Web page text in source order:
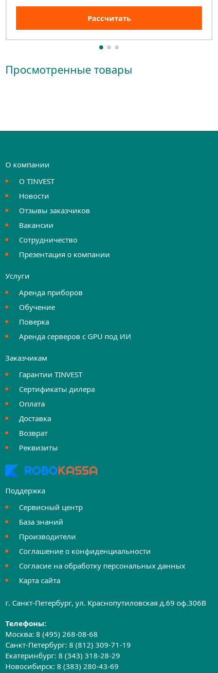
Рассчитать
Просмотренные товары
О компании
О TINVEST
Новости
Отзывы заказчиков
Вакансии
Сотрудничество
Презентация о компании
Услуги
Аренда приборов
Обучение
Поверка
Аренда серверов с GPU под ИИ
Заказчикам
Гарантии TINVEST
Сертификаты дилера
Оплата
Доставка
Возврат
Реквизиты
Поддержка
Сервисный центр
База знаний
Производители
Соглашение о конфиденциальности
Согласие на обработку персональных данных
Карта сайта
г. Санкт-Петербург, ул. Краснопутиловская д.69 оф.306B
Телефоны:
Москва:8 (495) 268-08-68
Санкт-Петербург:8 (812) 309-71-19
Екатеринбург:8 (343) 318-28-29
Новосибирск:8 (383) 280-43-69